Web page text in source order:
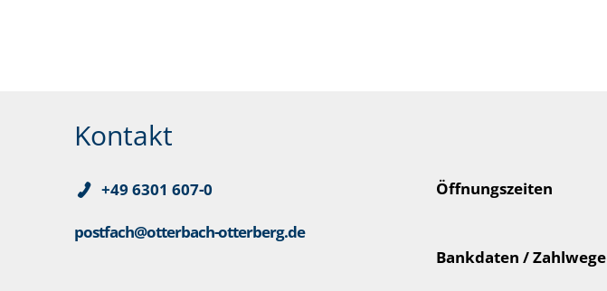
Kontakt
+49 6301 607-0
postfach@otterbach-otterberg.de
Öffnungszeiten
Bankdaten / Zahlwege